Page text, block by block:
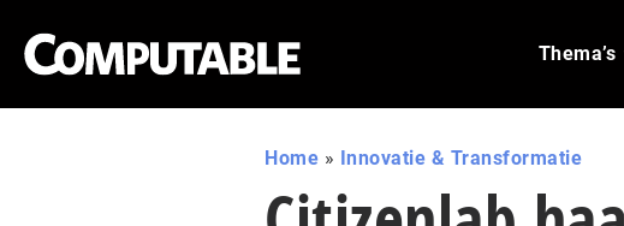
Thema’s
Home » Innovatie & Transformatie